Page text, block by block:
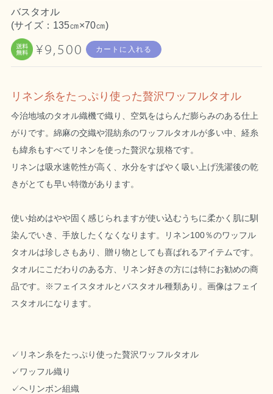
バスタオル
(サイズ：135㎝×70㎝)
¥9,500 カートに入れる
リネン糸をたっぷり使った贅沢ワッフルタオル
今治地域のタオル織機で織り、空気をはらんだ膨らみのある仕上
がりです。綿麻の交織や混紡糸のワッフルタオルが多い中、経糸
も緯糸もすべてリネンを使った贅沢な規格です。
リネンは吸水速乾性が高く、水分をすばやく吸い上げ洗濯後の乾
きがとても早い特徴があります。
使い始めはやや固く感じられますが使い込むうちに柔かく肌に馴
染んでいき、手放したくなくなります。リネン100％のワッフル
タオルは珍しさもあり、贈り物としても喜ばれるアイテムです。
タオルにこだわりのある方、リネン好きの方には特にお勧めの商
品です。※フェイスタオルとバスタオル種類あり。画像はフェイ
スタオルになります。
✓リネン糸をたっぷり使った贅沢ワッフルタオル
✓ワッフル織り
✓ヘリンボン組織